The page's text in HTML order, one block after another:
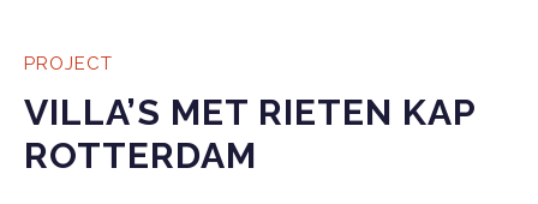
PROJECT
VILLA’S MET RIETEN KAP
ROTTERDAM